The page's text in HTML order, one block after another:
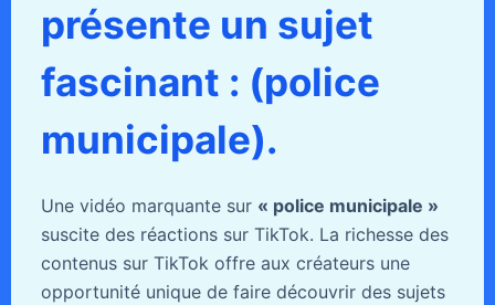
présente un sujet
fascinant : (police
municipale).
Une vidéo marquante sur « police municipale »
suscite des réactions sur TikTok. La richesse des
contenus sur TikTok offre aux créateurs une
opportunité unique de faire découvrir des sujets